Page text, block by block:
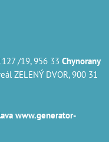
/19, 956 33 Chynorany
ZELENÝ DVOR, 900 31
www.generator-